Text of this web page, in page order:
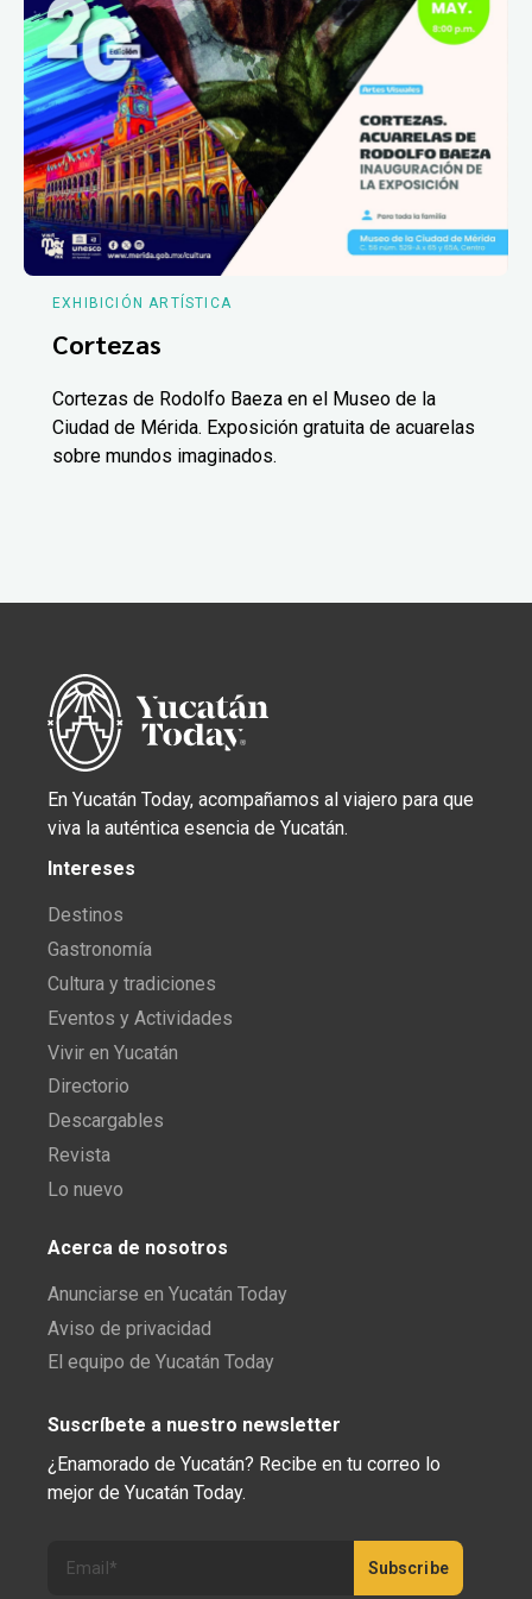
EXHIBICIÓN ARTÍSTICA
Cortezas
Cortezas de Rodolfo Baeza en el Museo de la
Ciudad de Mérida. Exposición gratuita de acuarelas
sobre mundos imaginados.
En Yucatán Today, acompañamos al viajero para que
viva la auténtica esencia de Yucatán.
Intereses
Destinos
Gastronomía
Cultura y tradiciones
Eventos y Actividades
Vivir en Yucatán
Directorio
Descargables
Revista
Lo nuevo
Acerca de nosotros
Anunciarse en Yucatán Today
Aviso de privacidad
El equipo de Yucatán Today
Suscríbete a nuestro newsletter
¿Enamorado de Yucatán? Recibe en tu correo lo
mejor de Yucatán Today.